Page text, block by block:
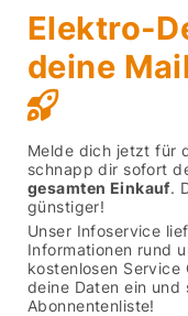
Elektro-
deine
Melde dich jetzt für
schnapp dir sofort
gesamten Einkauf.
günstiger!
Unser Infoservice
Informationen rund
kostenlosen
deine Daten ein und
Abonnentenliste!